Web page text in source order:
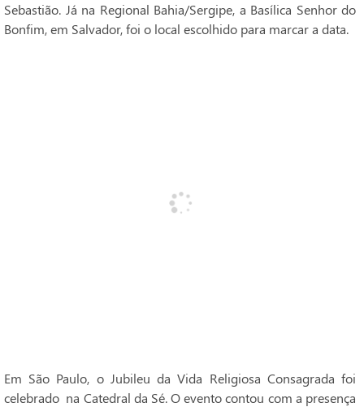
Sebastião. Já na Regional Bahia/Sergipe, a Basílica Senhor do
Bonfim, em Salvador, foi o local escolhido para marcar a data.
Em São Paulo, o Jubileu da Vida Religiosa Consagrada foi
celebrado na Catedral da Sé. O evento contou com a presença